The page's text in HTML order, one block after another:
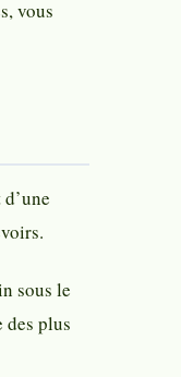
vous
sous le
des plus